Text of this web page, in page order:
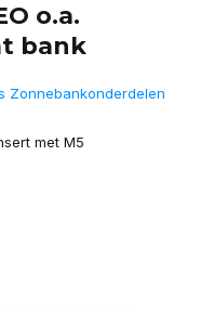
o.a.
bank
Zonnebankonderdelen
met M5